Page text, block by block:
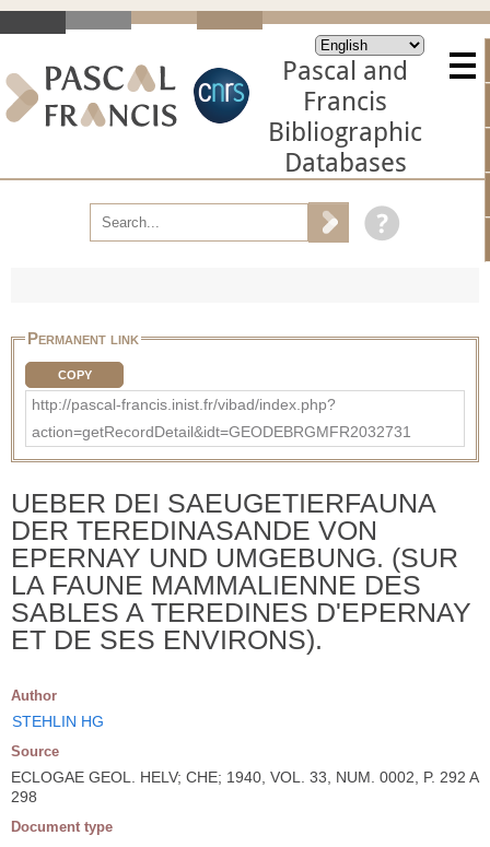
Pascal and
Francis
Bibliographic
Databases
Permanent link
COPY
http://pascal-francis.inist.fr/vibad/index.php?
action=getRecordDetail&idt=GEODEBRGMFR2032731
UEBER DEI SAEUGETIERFAUNA
DER TEREDINASANDE VON
EPERNAY UND UMGEBUNG. (SUR
LA FAUNE MAMMALIENNE DES
SABLES A TEREDINES D'EPERNAY
ET DE SES ENVIRONS).
Author
STEHLIN HG
Source
ECLOGAE GEOL. HELV; CHE; 1940, VOL. 33, NUM. 0002, P. 292 A
298
Document type